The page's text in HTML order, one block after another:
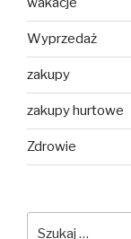
Wyprzedaż
zakupy
zakupy hurtowe
Zdrowie